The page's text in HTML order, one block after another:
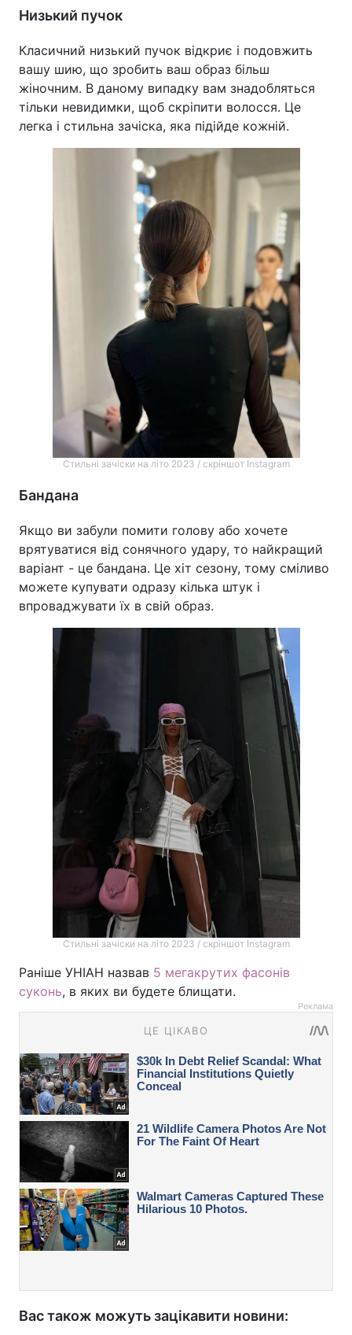
Низький пучок
Класичний низький пучок відкриє і подовжить
вашу шию, що зробить ваш образ більш
жіночним. В даному випадку вам знадобляться
тільки невидимки, щоб скріпити волосся. Це
легка і стильна зачіска, яка підійде кожній.
Стильні зачіски на літо 2023 / скріншот Instagram
Бандана
Якщо ви забули помити голову або хочете
врятуватися від сонячного удару, то найкращий
варіант - це бандана. Це хіт сезону, тому сміливо
можете купувати одразу кілька штук і
впроваджувати їх в свій образ.
Стильні зачіски на літо 2023 / скріншот Instagram
Раніше УНІАН назвав 5 мегакрутих фасонів
суконь, в яких ви будете блищати.
Реклама
Вас також можуть зацікавити новини: